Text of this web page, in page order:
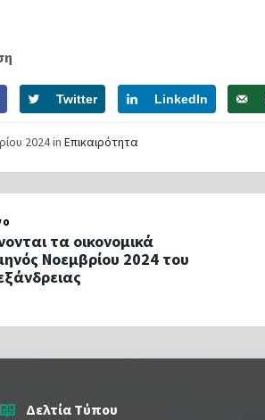
Twitter LinkedIn
2024inΕπικαιρότητα
τα οικονομικά
Νοεμβρίου 2024 του
Δελτία Τύπου